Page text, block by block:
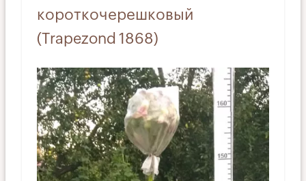
короткочерешковый
(Trapezond 1868)